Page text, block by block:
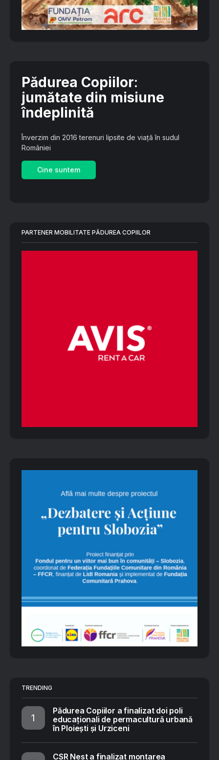
Pădurea Copiilor:
jumătate din misiune
îndeplinită
Înverzim din 2016 terenuri lipsite de viață în sudul
României
Cine suntem
PARTENER MOBILITATE PĂDUREA COPIILOR
TRENDING
Pădurea Copiilor a finalizat doi poli
educaționali de permacultură urbană
în Ploiești și Urziceni
CSR Nest a finalizat montarea